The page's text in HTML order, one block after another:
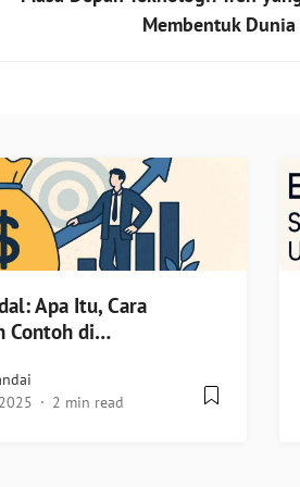
Membentuk
Apa Itu, Cara
Contoh di…
2 min read